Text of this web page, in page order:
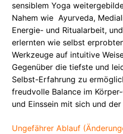
sensiblem Yoga
Nahem wie Ayurveda,
Energie- und Ritualarbeit,
erlernten wie selbst
Werkzeuge auf intuitive
Gegenüber die tiefste und
Selbst-Erfahrung zu
freudvolle Balance im
und Einssein mit sich und der
Ungefährer Ablauf